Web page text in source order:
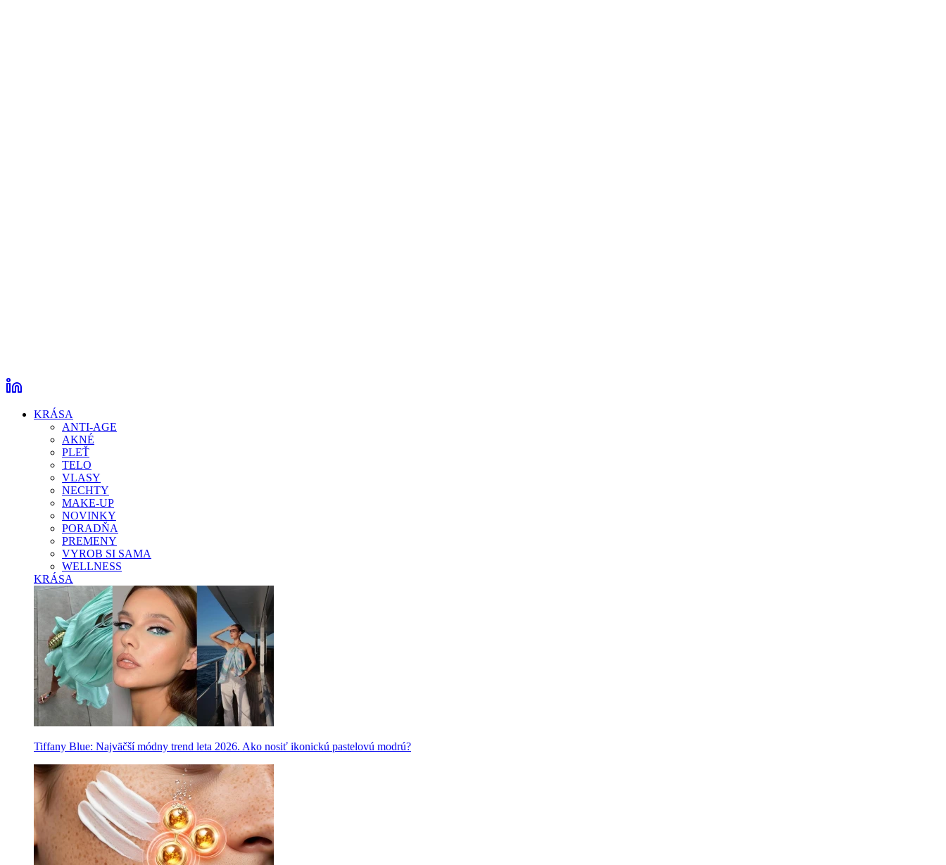
KRÁSA
ANTI-AGE
AKNÉ
PLEŤ
TELO
VLASY
NECHTY
MAKE-UP
NOVINKY
PORADŇA
PREMENY
VYROB SI SAMA
WELLNESS
KRÁSA
Tiffany Blue: Najväčší módny trend leta 2026. Ako nosiť ikonickú pastelovú modrú?